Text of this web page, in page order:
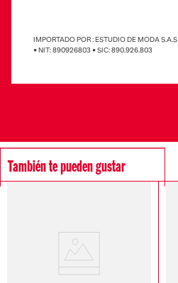
IMPORTADO POR : ESTUDIO DE MODA S.A.S
• NIT: 890926803 • SIC: 890.926.803
También te pueden gustar